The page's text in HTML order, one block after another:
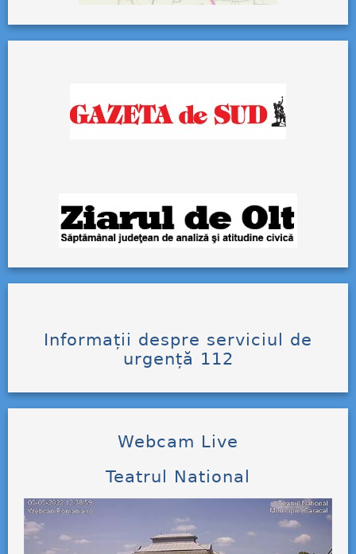
Informații despre serviciul de
urgență 112
Webcam Live
Teatrul National